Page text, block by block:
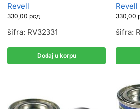
Revell
330,00 рсд
šifra: RV32331
Dodaj u korpu
Revell
330,00
šifra: